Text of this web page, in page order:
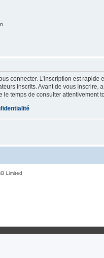
connecter. L’inscription est
inscrits. Avant de vous inscrire,
temps de consulter attentivement
Limited